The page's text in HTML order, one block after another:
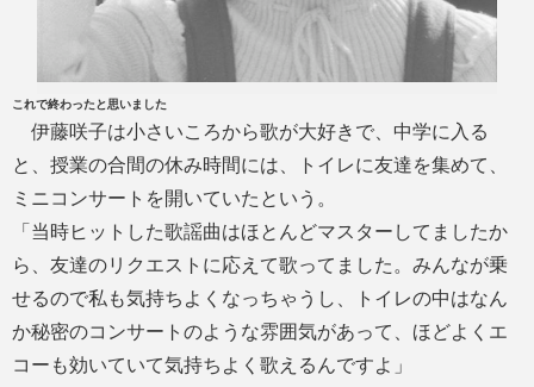
これで終わったと思いました
伊藤咲子は小さいころから歌が大好きで、中学に入る
と、授業の合間の休み時間には、トイレに友達を集めて、
ミニコンサートを開いていたという。
「当時ヒットした歌謡曲はほとんどマスターしてましたか
ら、友達のリクエストに応えて歌ってました。みんなが乗
せるので私も気持ちよくなっちゃうし、トイレの中はなん
か秘密のコンサートのような雰囲気があって、ほどよくエ
コーも効いていて気持ちよく歌えるんですよ」